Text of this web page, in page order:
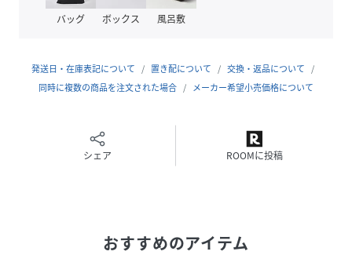
さい。
右のハートをクリックすると、お気に入り登録アイテムの再
入荷・在庫ラスト1点等の通知を受け取れます。
(zy2111148-1-16 NA5351)
バッグ ボックス 風呂敷
発送日・在庫表記について 置き配について
交換・返品について
同時に複数の商品を注文された場合
メーカー希望小売価格について
シェア ROOMに投稿
おすすめのアイテム